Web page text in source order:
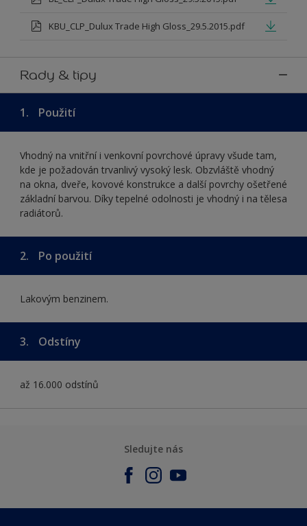
KBU_CLP_Dulux Trade High Gloss_29.5.2015.pdf
Rady & tipy
1. Použití
Vhodný na vnitřní i venkovní povrchové úpravy všude tam,
kde je požadován trvanlivý vysoký lesk. Obzvláště vhodný
na okna, dveře, kovové konstrukce a další povrchy ošetřené
základní barvou. Díky tepelné odolnosti je vhodný i na tělesa
radiátorů.
2. Po použití
Lakovým benzinem.
3. Odstíny
až 16.000 odstínů
Sledujte nás